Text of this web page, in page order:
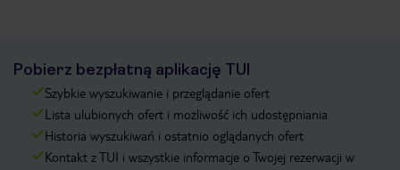
Pobierz bezpłatną aplikację TUI
Szybkie wyszukiwanie i przeglądanie ofert
Lista ulubionych ofert i możliwość ich udostępniania
Historia wyszukiwań i ostatnio oglądanych ofert
Kontakt z TUI i wszystkie informacje o Twojej rezerwacji w